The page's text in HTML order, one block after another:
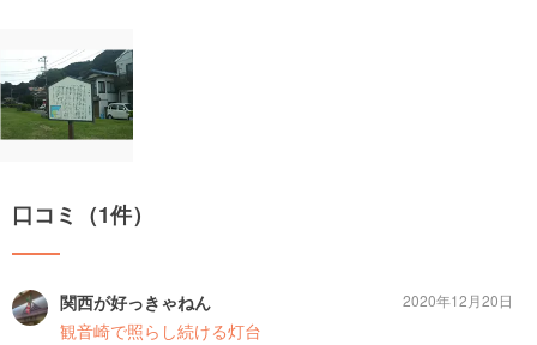
口コミ（1件）
関西が好っきゃねん
観音崎で照らし続ける灯台
2020年12月20日